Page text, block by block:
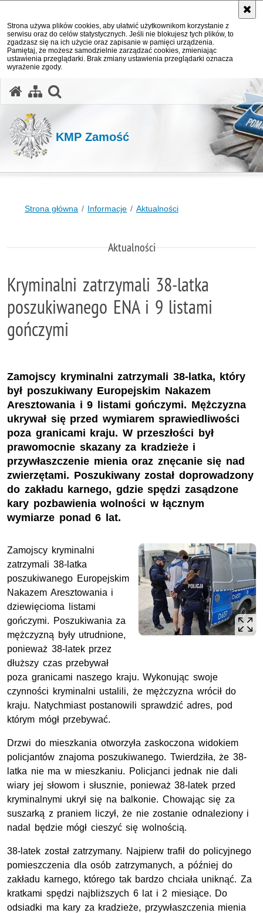
Strona używa plików cookies, aby ułatwić użytkownikom korzystanie z
serwisu oraz do celów statystycznych. Jeśli nie blokujesz tych plików, to
zgadzasz się na ich użycie oraz zapisanie w pamięci urządzenia.
Pamiętaj, że możesz samodzielnie zarządzać cookies, zmieniając
ustawienia przeglądarki. Brak zmiany ustawienia przeglądarki oznacza
wyrażenie zgody.
KMP Zamość
Strona główna Informacje Aktualności
Aktualności
Kryminalni zatrzymali 38-latka
poszukiwanego ENA i 9 listami
gończymi
Zamojscy kryminalni zatrzymali 38-latka, który
był poszukiwany Europejskim Nakazem
Aresztowania i 9 listami gończymi. Mężczyzna
ukrywał się przed wymiarem sprawiedliwości
poza granicami kraju. W przeszłości był
prawomocnie skazany za kradzieże i
przywłaszczenie mienia oraz znęcanie się nad
zwierzętami. Poszukiwany został doprowadzony
do zakładu karnego, gdzie spędzi zasądzone
kary pozbawienia wolności w łącznym
wymiarze ponad 6 lat.
Zamojscy kryminalni
zatrzymali 38-latka
poszukiwanego Europejskim
Nakazem Aresztowania i
dziewięcioma listami
gończymi. Poszukiwania za
mężczyzną były utrudnione,
ponieważ 38-latek przez
dłuższy czas przebywał
poza granicami naszego kraju. Wykonując swoje
czynności kryminalni ustalili, że mężczyzna wrócił do
kraju. Natychmiast postanowili sprawdzić adres, pod
którym mógł przebywać.
Drzwi do mieszkania otworzyła zaskoczona widokiem
policjantów znajoma poszukiwanego. Twierdziła, że 38-
latka nie ma w mieszkaniu. Policjanci jednak nie dali
wiary jej słowom i słusznie, ponieważ 38-latek przed
kryminalnymi ukrył się na balkonie. Chowając się za
suszarką z praniem liczył, że nie zostanie odnaleziony i
nadal będzie mógł cieszyć się wolnością.
38-latek został zatrzymany. Najpierw trafił do policyjnego
pomieszczenia dla osób zatrzymanych, a później do
zakładu karnego, którego tak bardzo chciała uniknąć. Za
kratkami spędzi najbliższych 6 lat i 2 miesiące. Do
odsiadki ma kary za kradzieże, przywłaszczenia mienia